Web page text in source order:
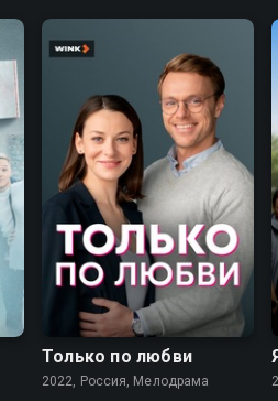
Только по любви
2022, Россия, Мелодрама